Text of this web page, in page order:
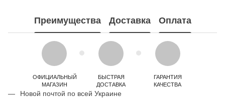
Преимущества Доставка Оплата
ОФИЦИАЛЬНЫЙ
МАГАЗИН
БЫСТРАЯ
ДОСТАВКА
ГАРАНТИЯ
КАЧЕСТВА
Новой почтой по всей Украине